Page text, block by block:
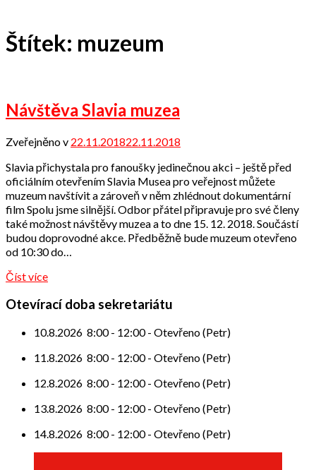
Štítek: muzeum
Návštěva Slavia muzea
Zveřejněno v 22.11.201822.11.2018
přátel
Slavia přichystala pro fanoušky jedinečnou akci – ještě před
oficiálním otevřením Slavia Musea pro veřejnost můžete
muzeum navštívit a zároveň v něm zhlédnout dokumentární
film Spolu jsme silnější. Odbor přátel připravuje pro své členy
také možnost návštěvy muzea a to dne 15. 12. 2018. Součástí
budou doprovodné akce. Předběžně bude muzeum otevřeno
od 10:30 do…
Číst více
Otevírací doba sekretariátu
10.8.2026 8:00- 12:00- Otevřeno (Petr)
11.8.2026 8:00- 12:00- Otevřeno (Petr)
12.8.2026 8:00- 12:00- Otevřeno (Petr)
13.8.2026 8:00- 12:00- Otevřeno (Petr)
14.8.2026 8:00- 12:00- Otevřeno (Petr)